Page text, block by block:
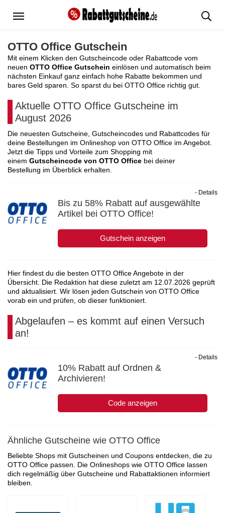
Menü
OTTO Office Gutschein
Mit einem Klicken den Gutscheincode oder Rabattcode vom
neuen OTTO Office Gutschein einlösen und automatisch beim
nächsten Einkauf ganz einfach hohe Rabatte bekommen und
bares Geld sparen. So sparst du bei OTTO Office richtig gut.
Aktuelle OTTO Office Gutscheine im
August 2026
Die neuesten Gutscheine, Gutscheincodes und Rabattcodes für
deine Bestellungen im Onlineshop von OTTO Office im Angebot.
Jetzt die Tipps und Vorteile zum Shopping mit
einem Gutscheincode von OTTO Office bei deiner
Bestellung im Überblick erhalten.
Bis zu 58% Rabatt auf ausgewählte
Artikel bei OTTO Office!
Gutschein anzeigen
- Details
Hier findest du die besten OTTO Office Angebote in der
Übersicht. Die Redaktion hat diese zuletzt am 12.07.2026 geprüft
und aktualisiert. Wir lösen jeden Gutschein von OTTO Office
vorab ein und prüfen, ob dieser funktioniert.
Abgelaufen – es kommt auf einen Versuch
an!
10% Rabatt auf Ordnen &
Archivieren!
Code anzeigen
- Details
Ähnliche Gutscheine wie OTTO Office
Beliebte Shops mit Gutscheinen und Coupons entdecken, die zu
OTTO Office passen. Die Onlineshops wie OTTO Office lassen
dich regelmäßig über Gutscheine und Rabattaktionen informiert
bleiben.